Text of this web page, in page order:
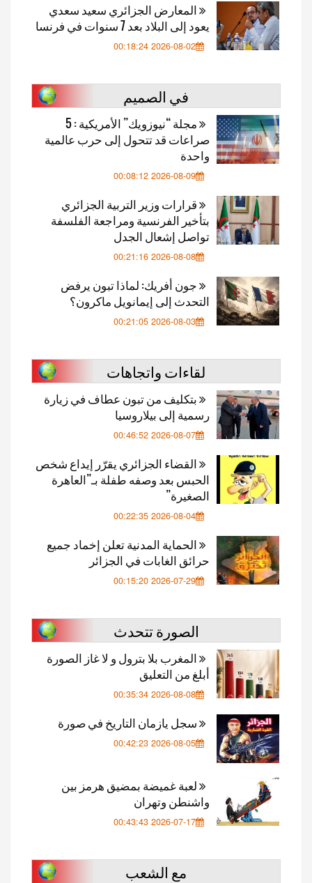
المعارض الجزائري سعيد سعدي
يعود إلى البلاد بعد 7 سنوات في فرنسا
2026-08-02 00:18:24
في الصميم
مجلة “نيوزويك” الأمريكية : 5
صراعات قد تتحول إلى حرب عالمية
واحدة
2026-08-09 00:08:12
قرارات وزير التربية الجزائري
بتأخير الفرنسية ومراجعة الفلسفة
تواصل إشعال الجدل
2026-08-08 00:21:16
جون أفريك: لماذا تبون يرفض
التحدث إلى إيمانويل ماكرون؟
2026-08-03 00:21:05
لقاءات واتجاهات
بتكليف من تبون عطاف في زيارة
رسمية إلى بيلاروسيا
2026-08-07 00:46:52
القضاء الجزائري يقرّر إيداع شخص
الحبس بعد وصفه طفلة بـ”العاهرة
الصغيرة”
2026-08-04 00:22:35
الحماية المدنية تعلن إخماد جميع
حرائق الغابات في الجزائر
2026-07-29 00:15:20
الصورة تتحدث
المغرب بلا بترول و لا غاز الصورة
أبلغ من التعليق
2026-08-08 00:35:34
سجل يازمان التاريخ في صورة
2026-08-05 00:42:23
لعبة غميضة بمضيق هرمز بين
واشنطن وتهران
2026-07-17 00:43:43
مع الشعب